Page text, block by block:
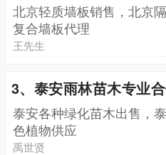
北京轻质墙板销售，北京
复合墙板代理
王先生
3、泰安雨林苗木专业
泰安各种绿化苗木出售，
色植物供应
禹世贤